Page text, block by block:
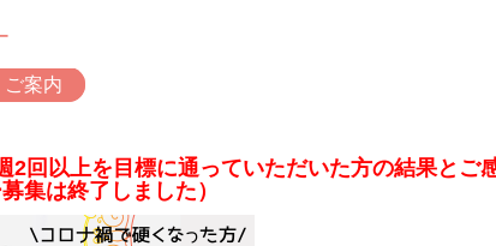
ご案内
2回以上を目標に通っていただいた方の結果とご
募集は終了しました）